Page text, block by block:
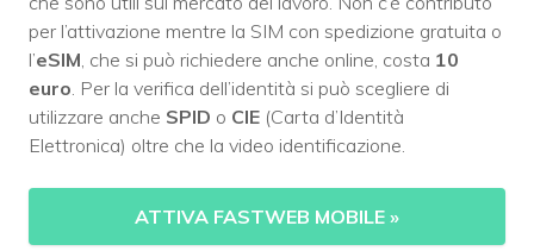
per l’attivazione mentre la SIM con spedizione gratuita o
l’eSIM , che si può richiedere anche online, costa 10
euro . Per la verifica dell’identità si può scegliere di
utilizzare anche SPID o CIE (Carta d’Identità
Elettronica) oltre che la video identificazione.
ATTIVA FASTWEB MOBILE »